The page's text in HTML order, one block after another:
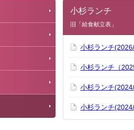
小杉ランチ
旧「給食献立表」
小杉ランチ
小杉ランチ（
小杉ランチ
小杉ランチ